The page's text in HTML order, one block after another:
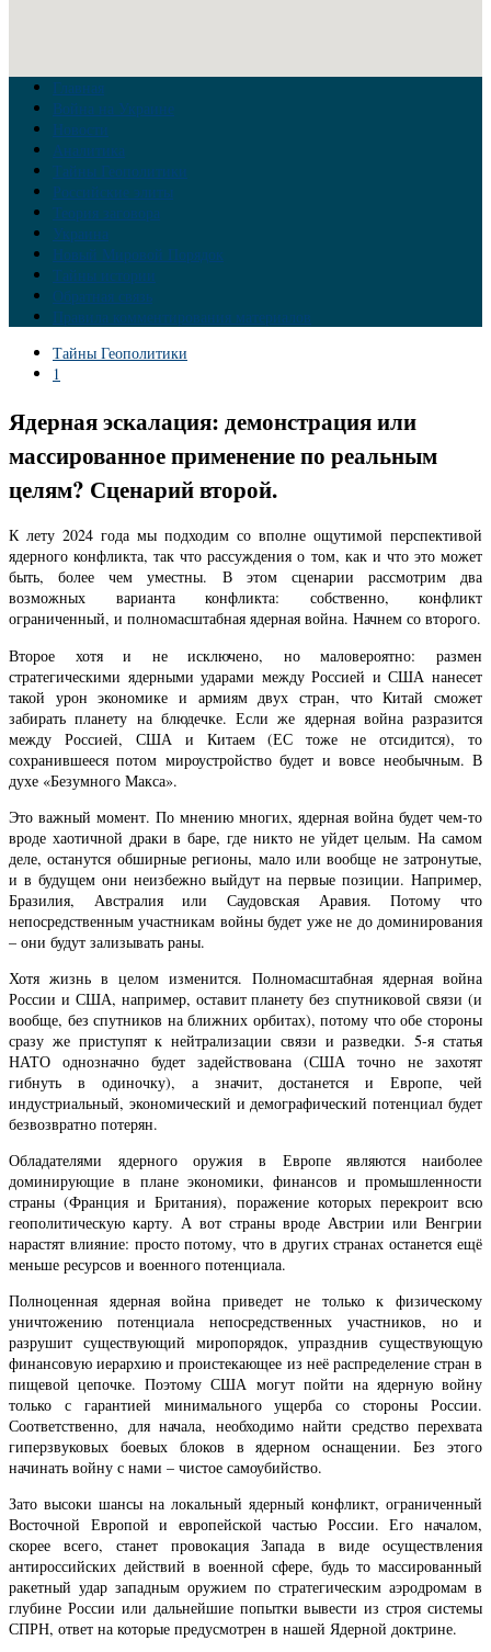
Главная
Война на Украине
Новости
Аналитика
Тайны Геополитики
Российские элиты
Теория заговора
Украина
Новый Мировой Порядок
Тайны истории
Обратная связь
Правила комментирования материалов
Тайны Геополитики
1
Ядерная эскалация: демонстрация или
массированное применение по реальным
целям? Сценарий второй.
К лету 2024 года мы подходим со вполне ощутимой перспективой
ядерного конфликта, так что рассуждения о том, как и что это может
быть, более чем уместны. В этом сценарии рассмотрим два
возможных варианта конфликта: собственно, конфликт
ограниченный, и полномасштабная ядерная война. Начнем со второго.
Второе хотя и не исключено, но маловероятно: размен
стратегическими ядерными ударами между Россией и США нанесет
такой урон экономике и армиям двух стран, что Китай сможет
забирать планету на блюдечке. Если же ядерная война разразится
между Россией, США и Китаем (ЕС тоже не отсидится), то
сохранившееся потом мироустройство будет и вовсе необычным. В
духе «Безумного Макса».
Это важный момент. По мнению многих, ядерная война будет чем-то
вроде хаотичной драки в баре, где никто не уйдет целым. На самом
деле, останутся обширные регионы, мало или вообще не затронутые,
и в будущем они неизбежно выйдут на первые позиции. Например,
Бразилия, Австралия или Саудовская Аравия. Потому что
непосредственным участникам войны будет уже не до доминирования
– они будут зализывать раны.
Хотя жизнь в целом изменится. Полномасштабная ядерная война
России и США, например, оставит планету без спутниковой связи (и
вообще, без спутников на ближних орбитах), потому что обе стороны
сразу же приступят к нейтрализации связи и разведки. 5-я статья
НАТО однозначно будет задействована (США точно не захотят
гибнуть в одиночку), а значит, достанется и Европе, чей
индустриальный, экономический и демографический потенциал будет
безвозвратно потерян.
Обладателями ядерного оружия в Европе являются наиболее
доминирующие в плане экономики, финансов и промышленности
страны (Франция и Британия), поражение которых перекроит всю
геополитическую карту. А вот страны вроде Австрии или Венгрии
нарастят влияние: просто потому, что в других странах останется ещё
меньше ресурсов и военного потенциала.
Полноценная ядерная война приведет не только к физическому
уничтожению потенциала непосредственных участников, но и
разрушит существующий миропорядок, упразднив существующую
финансовую иерархию и проистекающее из неё распределение стран в
пищевой цепочке. Поэтому США могут пойти на ядерную войну
только с гарантией минимального ущерба со стороны России.
Соответственно, для начала, необходимо найти средство перехвата
гиперзвуковых боевых блоков в ядерном оснащении. Без этого
начинать войну с нами – чистое самоубийство.
Зато высоки шансы на локальный ядерный конфликт, ограниченный
Восточной Европой и европейской частью России. Его началом,
скорее всего, станет провокация Запада в виде осуществления
антироссийских действий в военной сфере, будь то массированный
ракетный удар западным оружием по стратегическим аэродромам в
глубине России или дальнейшие попытки вывести из строя системы
СПРН, ответ на которые предусмотрен в нашей Ядерной доктрине.